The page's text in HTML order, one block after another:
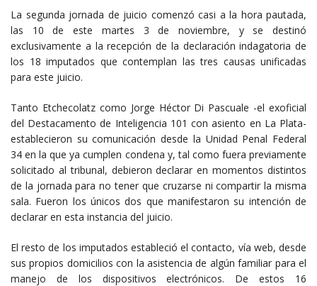
La segunda jornada de juicio comenzó casi a la hora pautada,
las 10 de este martes 3 de noviembre, y se destinó
exclusivamente a la recepción de la declaración indagatoria de
los 18 imputados que contemplan las tres causas unificadas
para este juicio.
Tanto Etchecolatz como Jorge Héctor Di Pascuale -el exoficial
del Destacamento de Inteligencia 101 con asiento en La Plata-
establecieron su comunicación desde la Unidad Penal Federal
34 en la que ya cumplen condena y, tal como fuera previamente
solicitado al tribunal, debieron declarar en momentos distintos
de la jornada para no tener que cruzarse ni compartir la misma
sala. Fueron los únicos dos que manifestaron su intención de
declarar en esta instancia del juicio.
El resto de los imputados estableció el contacto, vía web, desde
sus propios domicilios con la asistencia de algún familiar para el
manejo de los dispositivos electrónicos. De estos 16